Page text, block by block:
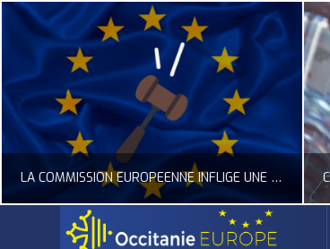
LA COMMISSION EUROPÉENNE INFLIGE UNE AMENDE RECORD À GOOGLE